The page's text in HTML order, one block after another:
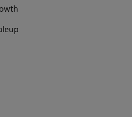
una pestaña nueva
una pestaña nueva
una pestaña nueva
una pestaña nueva